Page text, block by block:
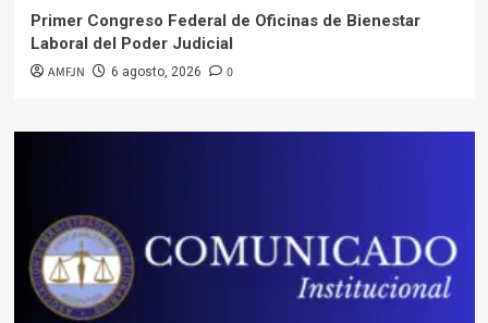
Primer Congreso Federal de Oficinas de Bienestar
Laboral del Poder Judicial
AMFJN 6 agosto, 2026 0